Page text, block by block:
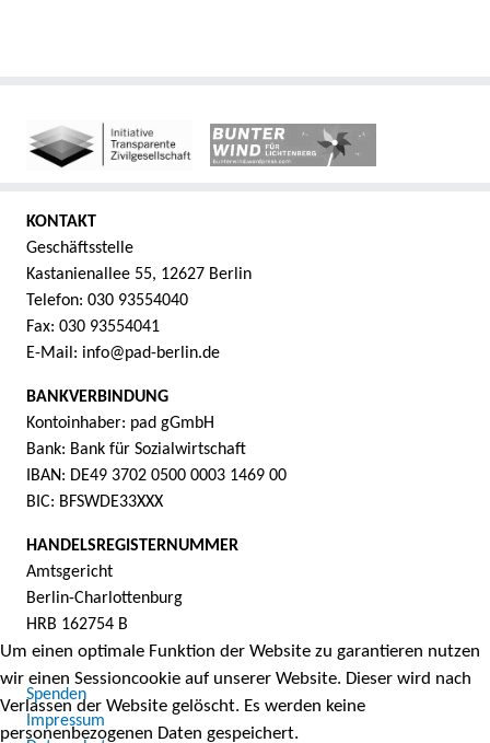
KONTAKT
Geschäftsstelle
Kastanienallee 55, 12627 Berlin
Telefon: 030 93554040
Fax: 030 93554041
E-Mail: info@pad-berlin.de
BANKVERBINDUNG
Kontoinhaber: pad gGmbH
Bank: Bank für Sozialwirtschaft
IBAN: DE49 3702 0500 0003 1469 00
BIC: BFSWDE33XXX
HANDELSREGISTERNUMMER
Amtsgericht
Berlin-Charlottenburg
HRB 162754 B
Spenden
Impressum
Um einen optimale Funktion der Website zu garantieren nutzen
wir einen Sessioncookie auf unserer Website. Dieser wird nach
Verlassen der Website gelöscht. Es werden keine
personenbezogenen Daten gespeichert.